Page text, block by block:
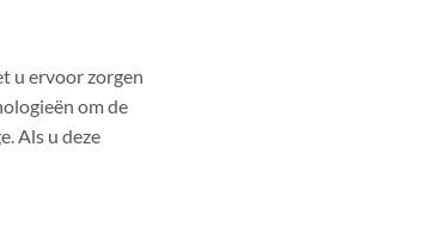
u ervoor zorgen
om de
Als u deze